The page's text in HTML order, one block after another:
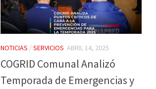
NOTICIAS /SERVICIOS ABRIL 14, 2025
COGRID Comunal Analizó
Temporada de Emergencias y